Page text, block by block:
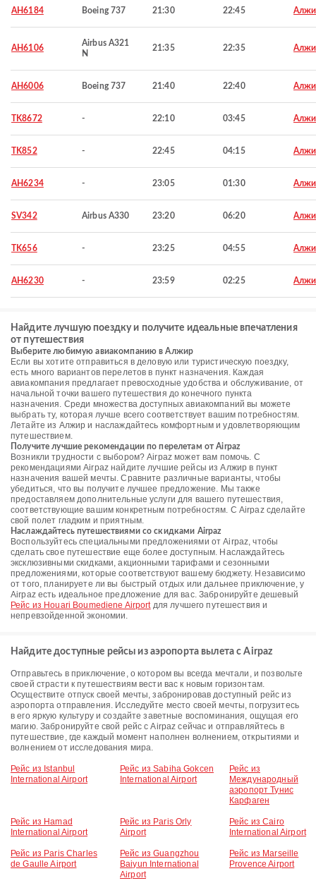
AH6184 Boeing 737 21:30 22:45
AH6106
Airbus A321
N
21:35 22:35
AH6006 Boeing 737 21:40 22:40
TK8672 - 22:10 03:45
TK852 - 22:45 04:15
AH6234 - 23:05 01:30
SV342 Airbus A330 23:20 06:20
TK656 - 23:25 04:55
AH6230 - 23:59 02:25
Найдите лучшую поездку и получите идеальные впечатления
от путешествия
Выберите любимую авиакомпанию в Алжир
Если вы хотите отправиться в деловую или туристическую поездку,
есть много вариантов перелетов в пункт назначения. Каждая
авиакомпания предлагает превосходные удобства и обслуживание, от
начальной точки вашего путешествия до конечного пункта
назначения. Среди множества доступных авиакомпаний вы можете
выбрать ту, которая лучше всего соответствует вашим потребностям.
Летайте из Алжир и наслаждайтесь комфортным и удовлетворяющим
путешествием.
Получите лучшие рекомендации по перелетам от Airpaz
Возникли трудности с выбором? Airpaz может вам помочь. С
рекомендациями Airpaz найдите лучшие рейсы из Алжир в пункт
назначения вашей мечты. Сравните различные варианты, чтобы
убедиться, что вы получите лучшее предложение. Мы также
предоставляем дополнительные услуги для вашего путешествия,
соответствующие вашим конкретным потребностям. С Airpaz сделайте
свой полет гладким и приятным.
Наслаждайтесь путешествиями со скидками Airpaz
Воспользуйтесь специальными предложениями от Airpaz, чтобы
сделать свое путешествие еще более доступным. Наслаждайтесь
эксклюзивными скидками, акционными тарифами и сезонными
предложениями, которые соответствуют вашему бюджету. Независимо
от того, планируете ли вы быстрый отдых или дальнее приключение, у
Airpaz есть идеальное предложение для вас. Забронируйте дешевый
Рейс из Houari Boumediene Airportдля лучшего путешествия и
непревзойденной экономии.
Найдите доступные рейсы из аэропорта вылета с Airpaz
Отправьтесь в приключение, о котором вы всегда мечтали, и позвольте
своей страсти к путешествиям вести вас к новым горизонтам.
Осуществите отпуск своей мечты, забронировав доступный рейс из
аэропорта отправления. Исследуйте место своей мечты, погрузитесь
в его яркую культуру и создайте заветные воспоминания, ощущая его
магию. Забронируйте свой рейс с Airpaz сейчас и отправляйтесь в
путешествие, где каждый момент наполнен волнением, открытиями и
волнением от исследования мира.
Рейс из Istanbul
International Airport
Рейс из Sabiha Gokcen
International Airport
Рейс из
Международный
аэропорт Тунис
Карфаген
Рейс из Hamad
International Airport
Рейс из Paris Orly
Airport
Рейс из Cairo
International Airport
Рейс из Paris Charles
de Gaulle Airport
Рейс из Guangzhou
Baiyun International
Airport
Рейс из Marseille
Provence Airport